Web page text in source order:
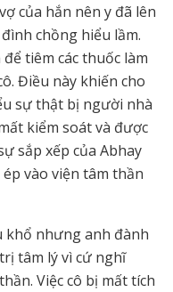
của hắn nên y đã lên
chồng hiểu lầm.
tiêm các thuốc làm
Điều này khiến cho
sự thật bị người nhà
kiểm soát và được
sắp xếp của Abhay
vào viện tâm thần
khổ nhưng anh đành
tâm lý vì cứ nghĩ
Việc cô bị mất tích